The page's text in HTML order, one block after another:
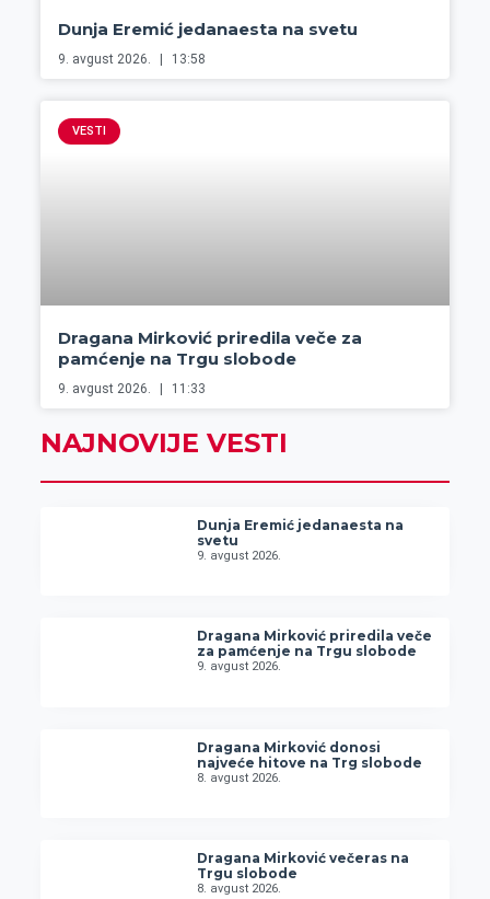
Dunja Eremić jedanaesta na svetu
9. avgust 2026. 13:58
VESTI
Dragana Mirković priredila veče za
pamćenje na Trgu slobode
9. avgust 2026. 11:33
NAJNOVIJE VESTI
Dunja Eremić jedanaesta na
svetu
9. avgust 2026.
Dragana Mirković priredila veče
za pamćenje na Trgu slobode
9. avgust 2026.
Dragana Mirković donosi
najveće hitove na Trg slobode
8. avgust 2026.
Dragana Mirković večeras na
Trgu slobode
8. avgust 2026.